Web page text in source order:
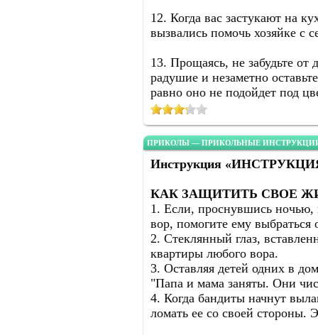
12. Когда вас застукают на
вызвались помочь хозяйке с
13. Прощаясь, не забудьте от
радушие и незаметно
равно оно не подойдет под
ПРИКОЛЫ — ПРИКОЛЬНЫЕ
Инструкция
КАК ЗАЩИТИТЬ СВОЕ
1. Если, проснувшись ночью,
вор, помогите ему
2. Стеклянный глаз,
квартиры любого вора.
3. Оставляя детей одних в
"Папа и мама заняты. Они
4. Когда бандиты начнут
ломать ее со своей стороны.